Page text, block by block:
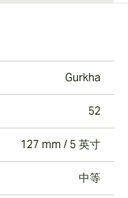
Gurkha
52
127 mm / 5 英寸
中等